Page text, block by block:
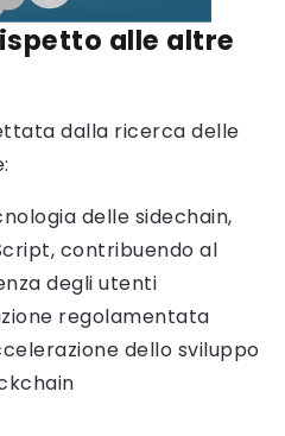
alle altre
dalla ricerca delle
delle sidechain,
contribuendo al
degli utenti
regolamentata
dello sviluppo